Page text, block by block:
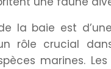
la baie est
rôle crucial
marines.